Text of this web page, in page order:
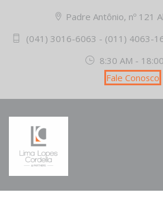
Padre Antônio, nº 121
(041) 3016-6063 - (011) 4063-
8:30 AM -
Fale Conosco